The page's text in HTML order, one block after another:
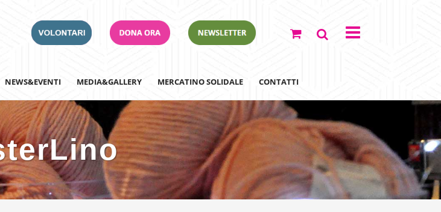
NEWS&EVENTI MEDIA&GALLERY MERCATINO SOLIDALE CONTATTI